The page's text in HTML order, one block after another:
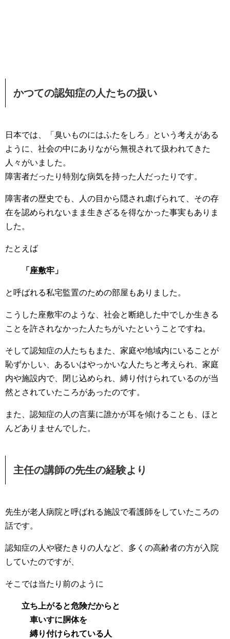
かつての認知症の人たちの扱い
日本では、「臭いものにはふたをしろ」という考えがある
ように、社会の中にありながら無視されて扱われてきた
人々がいました。
障害者だったり特別な病気を持った人だったりです。
障害者の歴史でも、人の目から隠され虐げられて、その存
在を認められないまま生きざるを得なかった事実もありま
した。
たとえば
「座敷牢」
と呼ばれる私宅監置のための部屋もありました。
こうした座敷牢のような、社会と断絶した中でしか生きる
ことを許されなかった人たちがいたということですね。
そして認知症の人たちもまた、家庭や地域内にいることが
恥ずかしい、あるいはやっかいな人たちと考えられ、家庭
内や施設内で、閉じ込められ、縛り付けられているのが当
然とされていたころがあったのです。
また、認知症の人の言葉に誰かが耳を傾けることも、ほと
んどありませんでした。
主任の講師の先生の経験より
先生が老人病院と呼ばれる施設で看護師をしていたころの
話です。
認知症の人や寝たきりの人など、多くの高齢者の方が入院
していたのですが、
そこでは当たり前のように
立ち上がると危険だからと
車いすに胴体を
縛り付けられている人